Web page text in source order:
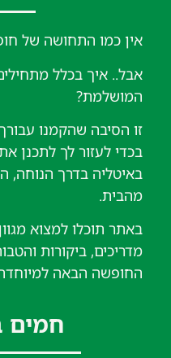
אין כמו התחושה של
אבל.. איך בכלל
המושלמת?
בכדי לעזור לך לתכנן
באיטליה בדרך הנוחה,
מהבית.
באתר תוכלו למצוא
מדריכים, ביקורות
החופשה הבאה
חמים